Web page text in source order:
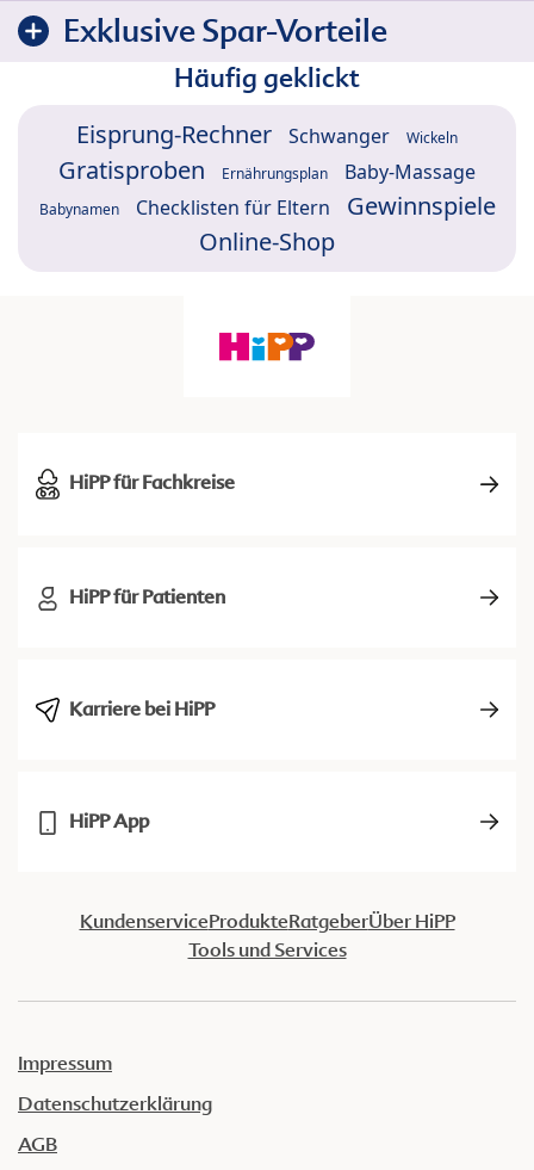
Exklusive Spar-Vorteile
Häufig geklickt
Eisprung-Rechner Schwanger Wickeln
Gratisproben Ernährungsplan Baby-Massage
Babynamen Checklisten für Eltern
Gewinnspiele
Online-Shop
HiPP für Fachkreise
HiPP für Patienten
Karriere bei HiPP
HiPP App
KundenserviceProdukteRatgeberÜber HiPP
Tools und Services
Impressum
Datenschutzerklärung
AGB